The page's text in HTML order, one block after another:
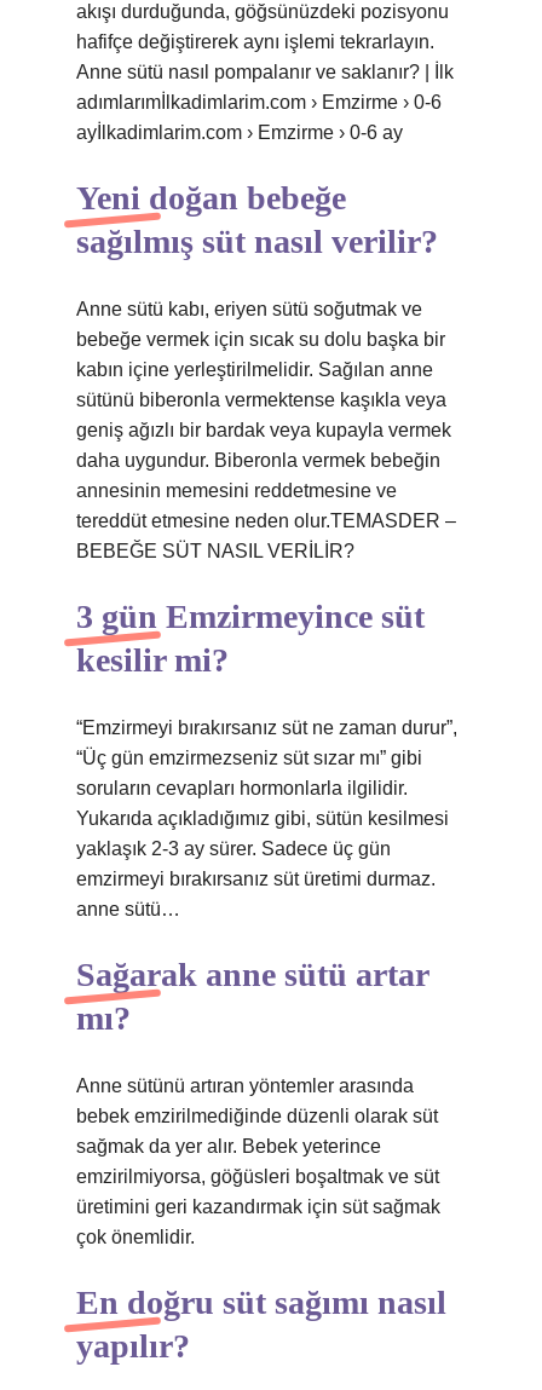
akışı durduğunda, göğsünüzdeki pozisyonu
hafifçe değiştirerek aynı işlemi tekrarlayın.
Anne sütü nasıl pompalanır ve saklanır? | İlk
adımlarımİlkadimlarim.com › Emzirme › 0-6
ayİlkadimlarim.com › Emzirme › 0-6 ay
Yeni doğan bebeğe
sağılmış süt nasıl verilir?
Anne sütü kabı, eriyen sütü soğutmak ve
bebeğe vermek için sıcak su dolu başka bir
kabın içine yerleştirilmelidir. Sağılan anne
sütünü biberonla vermektense kaşıkla veya
geniş ağızlı bir bardak veya kupayla vermek
daha uygundur. Biberonla vermek bebeğin
annesinin memesini reddetmesine ve
tereddüt etmesine neden olur.TEMASDER –
BEBEĞE SÜT NASIL VERİLİR?
3 gün Emzirmeyince süt
kesilir mi?
“Emzirmeyi bırakırsanız süt ne zaman durur”,
“Üç gün emzirmezseniz süt sızar mı” gibi
soruların cevapları hormonlarla ilgilidir.
Yukarıda açıkladığımız gibi, sütün kesilmesi
yaklaşık 2-3 ay sürer. Sadece üç gün
emzirmeyi bırakırsanız süt üretimi durmaz.
anne sütü…
Sağarak anne sütü artar
mı?
Anne sütünü artıran yöntemler arasında
bebek emzirilmediğinde düzenli olarak süt
sağmak da yer alır. Bebek yeterince
emzirilmiyorsa, göğüsleri boşaltmak ve süt
üretimini geri kazandırmak için süt sağmak
çok önemlidir.
En doğru süt sağımı nasıl
yapılır?